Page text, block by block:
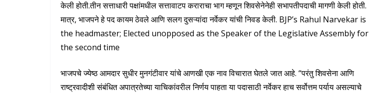
केली होती.तीन सत्ताधारी पक्षांमधील सत्तावाटप कराराचा भाग म्हणून शिवसेनेनेही सभापतीपदाची मागणी केली होती.
मात्र, भाजपने हे पद कायम ठेवले आणि सलग दुसऱ्यांदा नर्वेकर यांची निवड केली. BJP’s Rahul Narvekar is
the headmaster; Elected unopposed as the Speaker of the Legislative Assembly for
the second time
भाजपचे ज्येष्ठ आमदार सुधीर मुनगंटीवार यांचे आणखी एक नाव विचारात घेतले जात आहे. “परंतु शिवसेना आणि
राष्ट्रवादीशी संबंधित अपात्रतेच्या याचिकांवरील निर्णय पाहता या पदासाठी नर्वेकर हाच सर्वोत्तम पर्याय असल्याचे